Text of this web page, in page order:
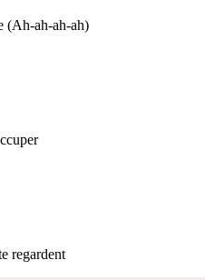
(Ah-ah-ah-ah)
regardent